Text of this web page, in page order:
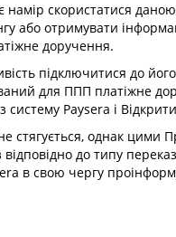
скористатися
або отримувати
доручення.
підключитися до
для ППП платіжне
Paysera і
стягується, однак
до типу
в свою чергу